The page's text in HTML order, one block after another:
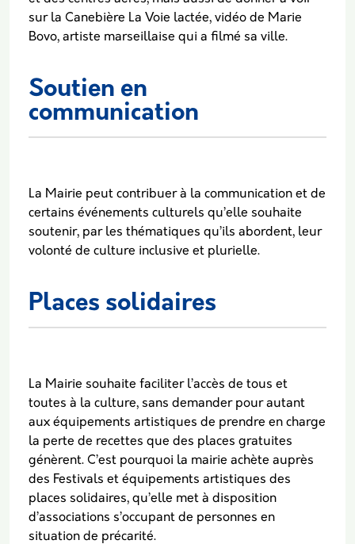
sur la Canebière La Voie lactée, vidéo de Marie
Bovo, artiste marseillaise qui a filmé sa ville.
Soutien en
communication
La Mairie peut contribuer à la communication et de
certains événements culturels qu’elle souhaite
soutenir, par les thématiques qu’ils abordent, leur
volonté de culture inclusive et plurielle.
Places solidaires
La Mairie souhaite faciliter l’accès de tous et
toutes à la culture, sans demander pour autant
aux équipements artistiques de prendre en charge
la perte de recettes que des places gratuites
génèrent. C’est pourquoi la mairie achète auprès
des Festivals et équipements artistiques des
places solidaires, qu’elle met à disposition
d’associations s’occupant de personnes en
situation de précarité.